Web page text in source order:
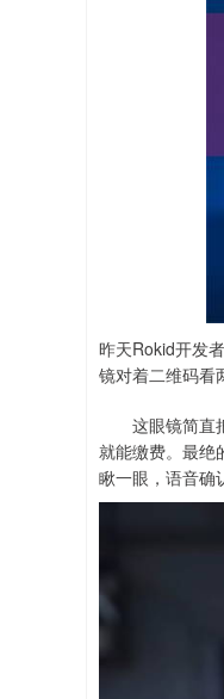
昨天Rokid开发
镜对着二维码看
这眼镜简直把
就能缴费。最绝
瞅一眼，语音确